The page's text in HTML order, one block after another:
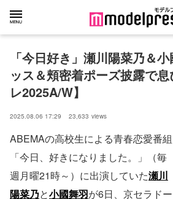
「今日好き」瀬川陽菜乃＆
ッス＆頬密着ポーズ披露で
レ2025A/W】
2025.08.06 17:29 23,633 views
ABEMAの高校生による青春恋愛番組
「今日、好きになりました。」（毎
週月曜21時～）に出演していた瀬川
陽菜乃と小國舞羽が6日、京セラドー